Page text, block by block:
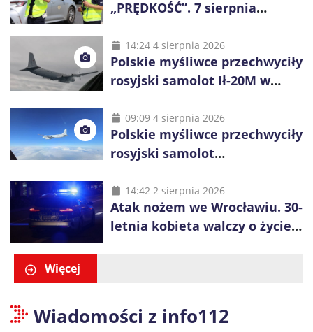
„PRĘDKOŚĆ”. 7 sierpnia
14:24 4 sierpnia 2026
Polskie myśliwce przechwyciły
rosyjski samolot Ił-20M w
09:09 4 sierpnia 2026
Polskie myśliwce przechwyciły
rosyjski samolot
14:42 2 sierpnia 2026
Atak nożem we Wrocławiu. 30-
letnia kobieta walczy o życie,
Więcej
Wiadomości z info112